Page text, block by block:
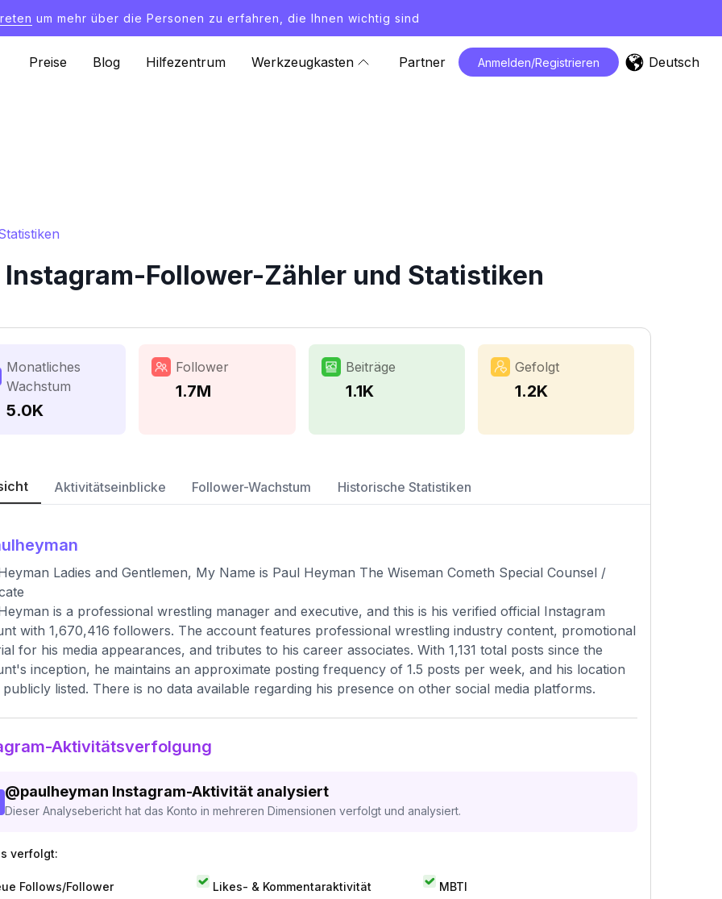
um mehr über die Personen zu erfahren, die Ihnen wichtig sind
Preise Blog Hilfezentrum Werkzeugkasten Partner Anmelden/Registrieren Deutsch
Instagram-Follower-Zähler und Statistiken
Monatliches
Wachstum
5.0K
Follower
1.7M
Beiträge
1.1K
Gefolgt
1.2K
Aktivitätseinblicke Follower-Wachstum Historische Statistiken
Ladies and Gentlemen, My Name is Paul Heyman The Wiseman Cometh Special Counsel /
is a professional wrestling manager and executive, and this is his verified official Instagram
with 1,670,416 followers. The account features professional wrestling industry content, promotional
for his media appearances, and tributes to his career associates. With 1,131 total posts since the
inception, he maintains an approximate posting frequency of 1.5 posts per week, and his location
listed. There is no data available regarding his presence on other social media platforms.
Aktivitätsverfolgung
@paulheyman Instagram-Aktivität analysiert
Dieser Analysebericht hat das Konto in mehreren Dimensionen verfolgt und analysiert.
verfolgt:
Follows/Follower Likes- & Kommentaraktivität MBTI